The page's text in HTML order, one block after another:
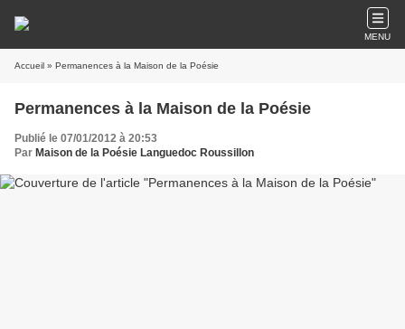
MENU
Accueil » Permanences à la Maison de la Poésie
Permanences à la Maison de la Poésie
Publié le 07/01/2012 à 20:53
Par Maison de la Poésie Languedoc Roussillon